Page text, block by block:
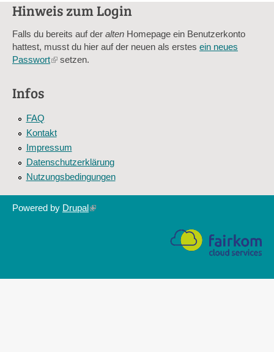
Hinweis zum Login
Falls du bereits auf der alten Homepage ein Benutzerkonto
hattest, musst du hier auf der neuen als erstes ein neues
Passwort(linksetzen.
Infos
FAQ
Kontakt
Impressum
Datenschutzerklärung
Nutzungsbedingungen
Powered by Drupal(link